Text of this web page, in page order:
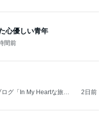
心優しい青年
間前
グ「In My Heartな旅日
2日前